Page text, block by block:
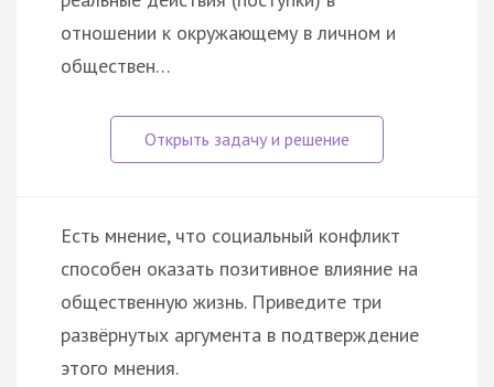
отношении к окружающему в личном и
обществен…
Есть мнение, что социальный конфликт
способен оказать позитивное влияние на
общественную жизнь. Приведите три
развёрнутых аргумента в подтверждение
этого мнения.